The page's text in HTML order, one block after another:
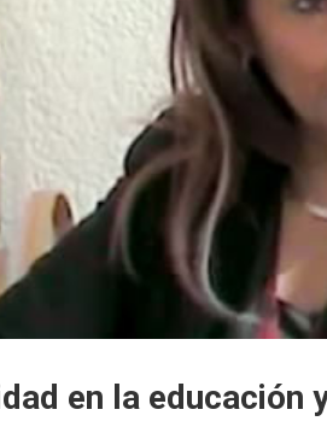
en la educación